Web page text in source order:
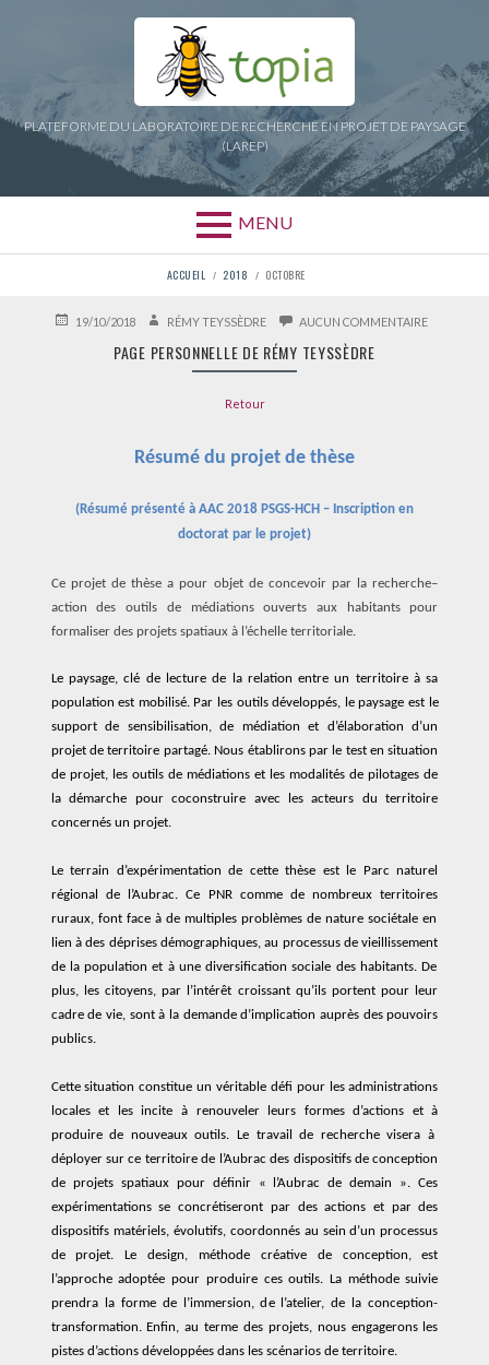
PLATEFORME DU LABORATOIRE DE RECHERCHE EN PROJET DE PAYSAGE
(LAREP)
MENU
D'ARIANE
ACCUEIL 2018 OCTOBRE
PUBLIÉ19/10/2018 AUTEURRÉMY TEYSSÈDRE AUCUN COMMENTAIRESUR
PAGE PERSONNELLE DE RÉMY TEYSSÈDRE
Retour
Résumé du projet de thèse
( Résumé présenté à AAC 2018 PSGS-HCH – Inscription en
doctorat par le projet)
Ce projet de thèsea pour objetde concevoir par la recherche–
actiondes outils de médiationsouverts aux habitants pour
formaliser des projets spatiaux à l’échelle territoriale.
Le paysage,clé de lecture de la relationentre un territoireà sa
population est mobilisé. Par les outilsdéveloppés, le paysage est le
support de sensibilisation, de médiation et d’élaboration d’un
projet de territoire partagé. Nous établirons par le test en situation
de projet,les outils de médiations et les modalités de pilotages de
la démarche
pourcoconstruire avec es acteurs du territoire
concernés un projet.
Leterrain d’expérimentation de cette thèse est le Parc naturel
régional de l’Aubrac.Ce PNR comme denombreuxterritoires
ruraux, font face à de multiples problèmes de nature sociétaleen
lien àdes déprises démographiques, au processus devieillissement
de la populationet à une diversificationsociale des habitants.De
plus, les citoyens, par l’intérêt croissant qu’ils portentpour leur
cadre de vie, sont à la demande d’implication auprès des pouvoirs
publics.
Cette situationconstitue un véritable défi pour l es administrations
localeset les incite à renouvelerleurs formesd’actions età
produire de nouveaux outils. Letravail de recherchevisera à
déployersurce territoire de l’Aubracdes dispositifs de conception
de projetsspatiaux pour définir « l’Aubrac de demain ».Ces
expérimentations se concrétiseront par des actions et par des
dispositifs matériels, évolutifs, coordonnés au sein d’un processus
de projet.
Le design, méthode créative de conception, est
l’approche adoptée pour produire cesoutils. La méthode suivie
prendra la forme de l’immersion, d e l’atelier, de laconception-
transformation. Enfin, au terme des projets, nous engagerons les
pistes d’actionsdéveloppéesdans les scénarios de territoire.